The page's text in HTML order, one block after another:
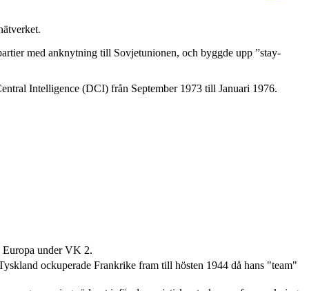
med anknytning till Sovjetunionen, och byggde upp ”stay-
Intelligence (DCI) från September 1973 till Januari 1976.
Europa under VK 2.
ockuperade Frankrike fram till hösten 1944 då hans "team"